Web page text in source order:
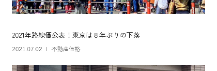
2021年路線価公表！東京は８年ぶりの下落
2021.07.02 不動産価格